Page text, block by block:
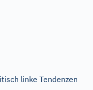
linke Tendenzen